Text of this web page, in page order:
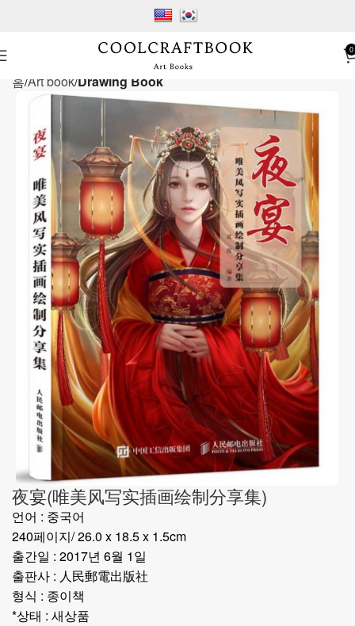
0
홈 Art book Drawing Book
夜宴(唯美风写实插画绘制分享集)
언어 : 중국어
240페이지/ 26.0 x 18.5 x 1.5cm
출간일 : 2017년 6월 1일
출판사 : 人民郵電出版社
형식 : 종이책
*상태 : 새상품